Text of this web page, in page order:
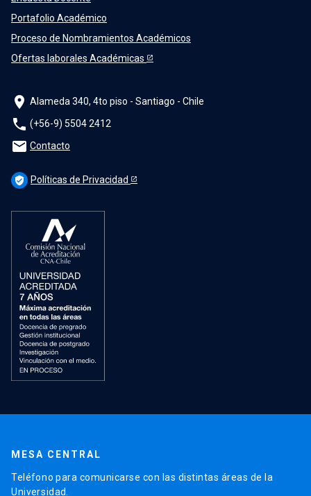
Portafolio Académico
Proceso de Nombramientos Académicos
Ofertas laborales Académicas
location_on Alameda 340, 4to piso - Santiago - Chile
phone (+56-9) 5504 2412
mail Contacto
verified_user Políticas de Privacidad
MESA CENTRAL
Teléfono para comunicarse con las distintas áreas de la
Universidad.